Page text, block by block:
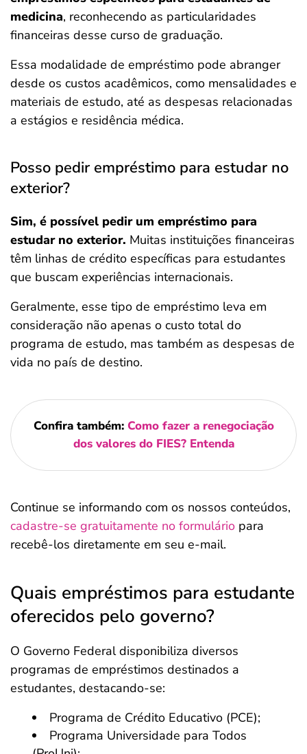
medicina, reconhecendo as particularidades
financeiras desse curso de graduação.
Essa modalidade de empréstimo pode abranger
desde os custos acadêmicos, como mensalidades e
materiais de estudo, até as despesas relacionadas
a estágios e residência médica.
Posso pedir empréstimo para estudar no
exterior?
Sim, é possível pedir um empréstimo para
estudar no exterior. Muitas instituições financeiras
têm linhas de crédito específicas para estudantes
que buscam experiências internacionais.
Geralmente, esse tipo de empréstimo leva em
consideração não apenas o custo total do
programa de estudo, mas também as despesas de
vida no país de destino.
Confira também: Como fazer a renegociação
dos valores do FIES? Entenda
Continue se informando com os nossos conteúdos,
cadastre-se gratuitamente no formulário para
recebê-los diretamente em seu e-mail.
Quais empréstimos para estudante
oferecidos pelo governo?
O Governo Federal disponibiliza diversos
programas de empréstimos destinados a
estudantes, destacando-se:
Programa de Crédito Educativo (PCE);
Programa Universidade para Todos